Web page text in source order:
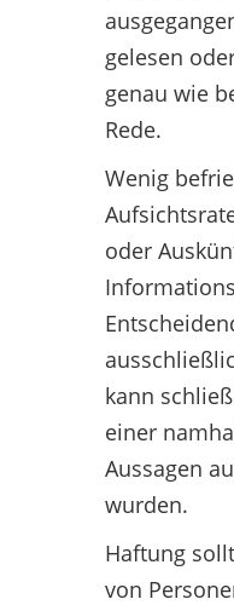
gelesen
genau wie
Rede.
Wenig
oder
kann
einer
Aussagen
wurden.
Haftung
von